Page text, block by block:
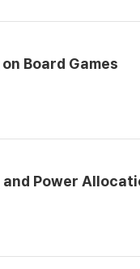
Board Games
Power